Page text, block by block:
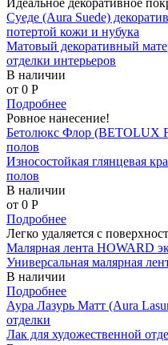
Суеде (Aura Suede)
потертой кожи и нубука
Матовый декоративный
отделки интерьеров
В наличии
от 0 P
Подробнее
Ровное нанесение!
Бетолюкс Флор (BETOLUX
полов
Износостойкая глянцевая
полов
В наличии
от 0 P
Подробнее
Легко удаляется с
Малярная лента HOWARD
Универсальная малярная
В наличии
Подробнее
Аура Лазурь Матт (Aura
отделки
Лак для художественной